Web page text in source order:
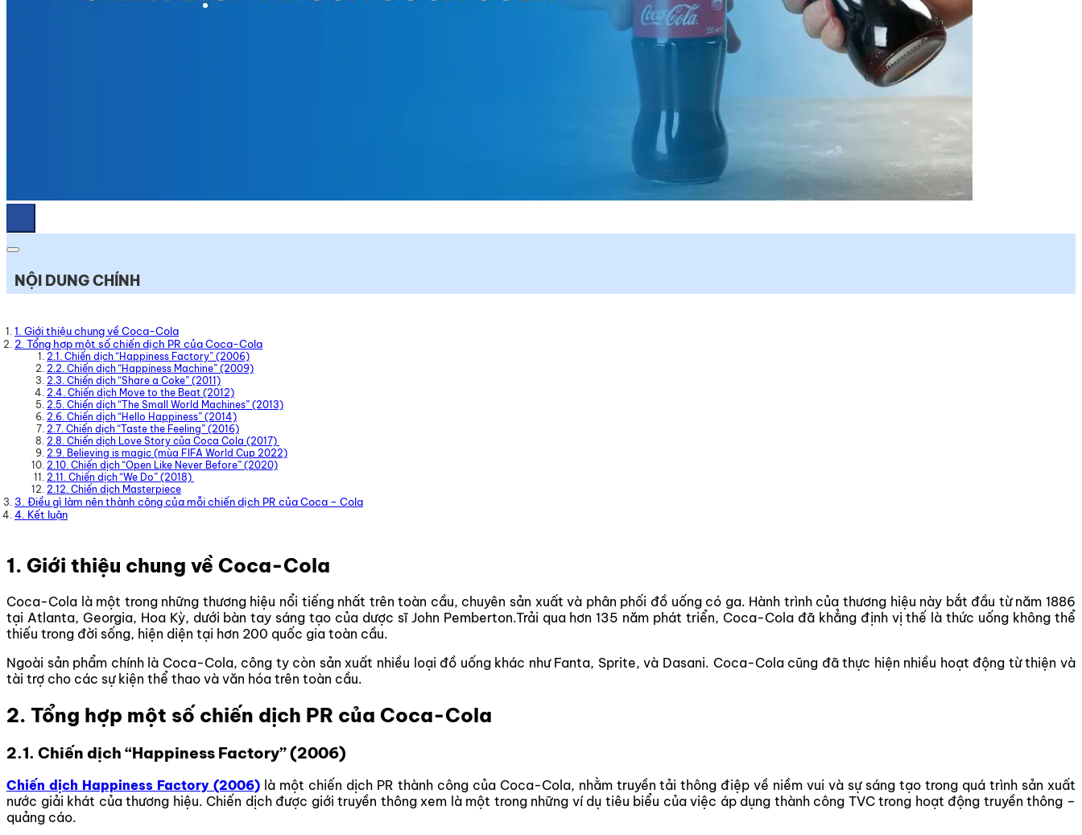
NỘI DUNG CHÍNH
1. Giới thiệu chung về Coca-Cola
2. Tổng hợp một số chiến dịch PR của Coca-Cola
2.1. Chiến dịch “Happiness Factory” (2006)
2.2. Chiến dịch “Happiness Machine” (2009)
2.3. Chiến dịch “Share a Coke” (2011)
2.4. Chiến dịch Move to the Beat (2012)
2.5. Chiến dịch “The Small World Machines” (2013)
2.6. Chiến dịch “Hello Happiness” (2014)
2.7. Chiến dịch “Taste the Feeling” (2016)
2.8. Chiến dịch Love Story của Coca Cola (2017)
2.9. Believing is magic (mùa FIFA World Cup 2022)
2.10. Chiến dịch “Open Like Never Before” (2020)
2.11. Chiến dịch “We Do” (2018)
2.12. Chiến dịch Masterpiece
3. Điều gì làm nên thành công của mỗi chiến dịch PR của Coca – Cola
4. Kết luận
1. Giới thiệu chung về Coca-Cola
Coca-Cola là một trong những thương hiệu nổi tiếng nhất trên toàn cầu, chuyên sản xuất và phân phối đồ uống có ga. Hành trình của thương hiệu này bắt đầu từ năm 1886
tại Atlanta, Georgia, Hoa Kỳ, dưới bàn tay sáng tạo của dược sĩ John Pemberton.Trải qua hơn 135 năm phát triển, Coca-Cola đã khẳng định vị thế là thức uống không thể
thiếu trong đời sống, hiện diện tại hơn 200 quốc gia toàn cầu.
Ngoài sản phẩm chính là Coca-Cola, công ty còn sản xuất nhiều loại đồ uống khác như Fanta, Sprite, và Dasani. Coca-Cola cũng đã thực hiện nhiều hoạt động từ thiện và
tài trợ cho các sự kiện thể thao và văn hóa trên toàn cầu.
2. Tổng hợp một số chiến dịch PR của Coca-Cola
2.1. Chiến dịch “Happiness Factory” (2006)
Chiến dịch Happiness Factory (2006)là một chiến dịch PR thành công của Coca-Cola, nhằm truyền tải thông điệp về niềm vui và sự sáng tạo trong quá trình sản xuất
nước giải khát của thương hiệu. Chiến dịch được giới truyền thông xem là một trong những ví dụ tiêu biểu của việc áp dụng thành công TVC trong hoạt động truyền thông –
quảng cáo.